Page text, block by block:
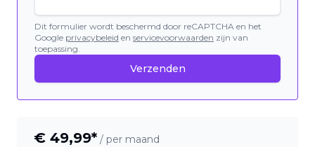
Dit formulier wordt beschermd door reCAPTCHA en het
Google privacybeleid en servicevoorwaarden zijn van
toepassing.
Verzenden
€ 49,99* / per maand